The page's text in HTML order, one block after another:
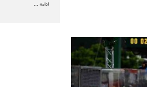
ادامه ...